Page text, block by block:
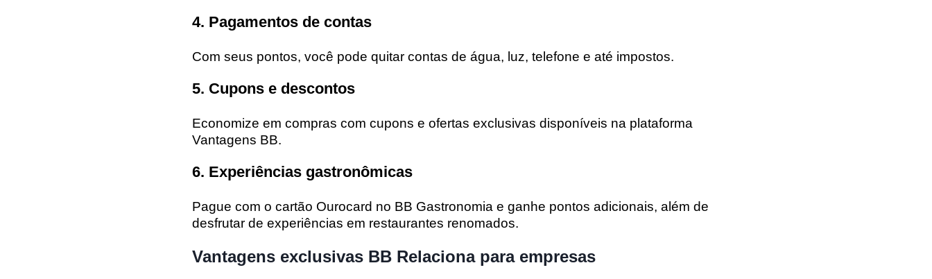
4. Pagamentos de contas
Com seus pontos, você pode quitar contas de água, luz, telefone e até impostos.
5. Cupons e descontos
Economize em compras com cupons e ofertas exclusivas disponíveis na plataforma
Vantagens BB.
6. Experiências gastronômicas
Pague com o cartão Ourocard no BB Gastronomia e ganhe pontos adicionais, além de
desfrutar de experiências em restaurantes renomados.
Vantagens exclusivas BB Relaciona para empresas